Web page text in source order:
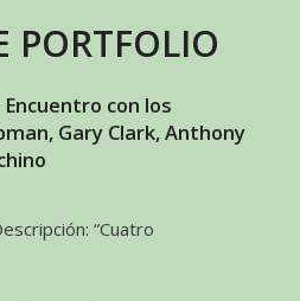
PORTFOLIO
Encuentro con los
Gary Clark, Anthony
“Cuatro